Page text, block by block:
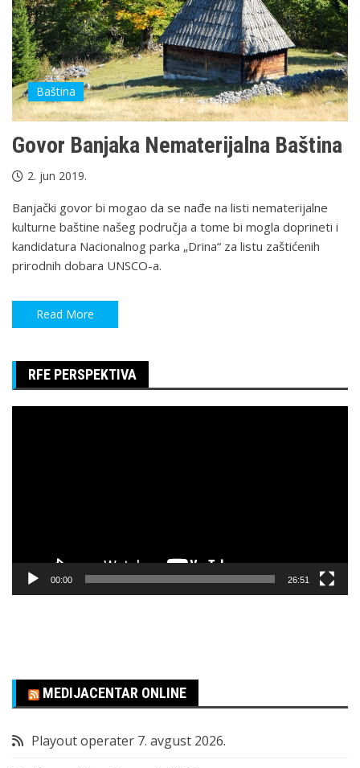
Baština
Govor Banjaka Nematerijalna Baština
2. jun 2019.
Banjački govor bi mogao da se nađe na listi nematerijalne
kulturne baštine našeg područja a tome bi mogla doprineti i
kandidatura Nacionalnog parka „Drina“ za listu zaštićenih
prirodnih dobara UNSCO-a.
Read More
RFE PERSPEKTIVA
00:00 26:51
MEDIJACENTAR ONLINE
Playout operater 7. avgust 2026.